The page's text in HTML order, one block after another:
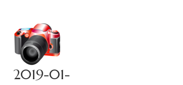
2019-01-